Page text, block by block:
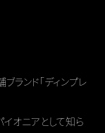
ランド「ディンプレ
オニアとして知ら